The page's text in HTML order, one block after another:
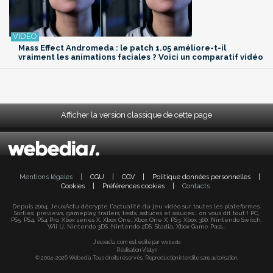
Mass Effect Andromeda : le patch 1.05 améliore-t-il
vraiment les animations faciales ? Voici un comparatif vidéo
Afficher la version classique de cette page
Mentions légales CGU CGV Politique données personnelles
Cookies
Préférences cookies Contacts
Depuis 2004, JeuxActu décrypte l'actualité du jeu vidéo sur toutes les plateformes.
Sorties, previews, gameplay, trailers, tests, astuces et soluces... on vous dit tout ! PC,
PS5, PS4, PS4 Pro, Xbox series X, Xbox One, Xbox One X, PS3, Xbox 360, Nintendo Switch,
Wii U, Nintendo 3DS, Nintendo 2DS, Stadia, Xbox Game Pass...
Jeuxactu.com est édité par Webedia
Réalisation Vitalyn
© 2004-2026 Webedia. Tous droits réservés. Reproduction interdite sans autorisation.